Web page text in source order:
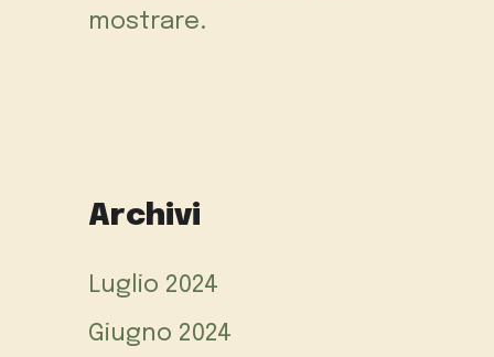
mostrare.
Archivi
Luglio 2024
Giugno 2024